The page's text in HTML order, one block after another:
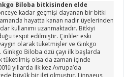
Biloba bitkisinden elde
kadar geçmişi dayanan bir bitki
hayatta kanan nadir üyelerinden
kullanımı uzanmaktadır. Bitkiyi
tespit edilmiştir. Çinliler eski
olarak tüketmişler ve Ginkgo
Ginkgo Biloba özü çayı ilk başlarda
tüketilmiş olsa da zaman içinde
yıllarda ilk kez Avrupa’da
büyük bir ilgi olmuştur. Linnaeus,